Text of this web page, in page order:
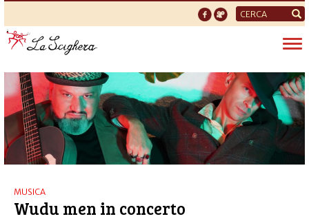
Form
di
ricerca
MUSICA
Wudu men in concerto